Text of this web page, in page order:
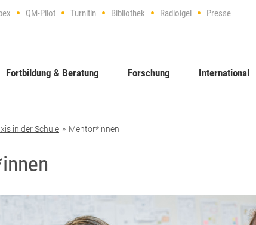
QM-Pilot Turnitin Bibliothek Radioigel Presse
Fortbildung & Beratung Forschung International
in der Schule Mentor*innen